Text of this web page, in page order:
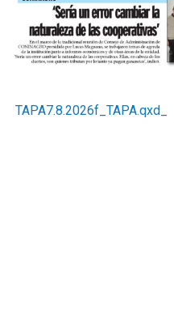
TAPA7.8.2026f_TAPA.qxd_